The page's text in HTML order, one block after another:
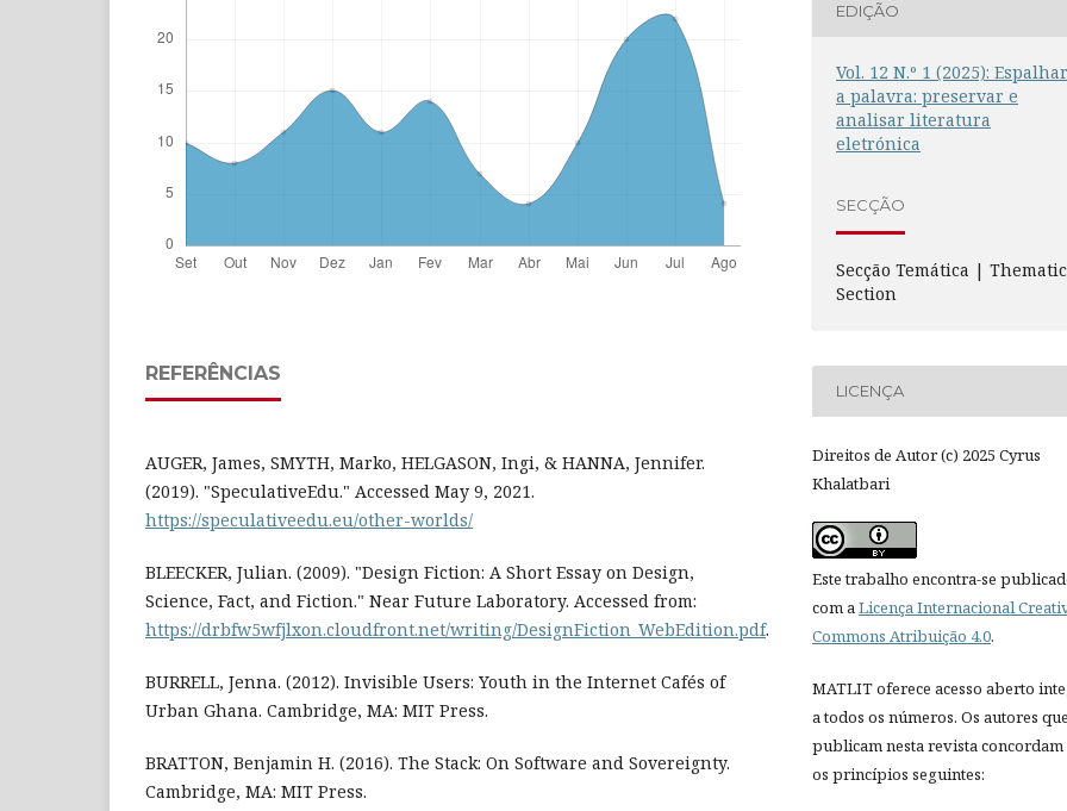
REFERÊNCIAS
AUGER, James, SMYTH, Marko, HELGASON, Ingi, & HANNA, Jennifer.
(2019). "SpeculativeEdu." Accessed May 9, 2021.
https://speculativeedu.eu/other-worlds/
BLEECKER, Julian. (2009). "Design Fiction: A Short Essay on Design,
Science, Fact, and Fiction." Near Future Laboratory. Accessed from:
https://drbfw5wfjlxon.cloudfront.net/writing/DesignFiction_WebEdition.pdf.
BURRELL, Jenna. (2012). Invisible Users: Youth in the Internet Cafés of
Urban Ghana. Cambridge, MA: MIT Press.
BRATTON, Benjamin H. (2016). The Stack: On Software and Sovereignty.
Cambridge, MA: MIT Press.
EDIÇÃO
Vol. 12 N.º 1 (2025):
a palavra: preservar e
analisar literatura
eletrónica
SECÇÃO
Secção Temática | Thematic
Section
LICENÇA
Direitos de Autor (c) 2025 Cyrus
Khalatbari
Este trabalho encontra-se
com aLicença Internacional
Commons Atribuição 4.0.
MATLIT oferece acesso aberto
a todos os números. Os autores
publicam nesta revista concordam
os princípios seguintes: